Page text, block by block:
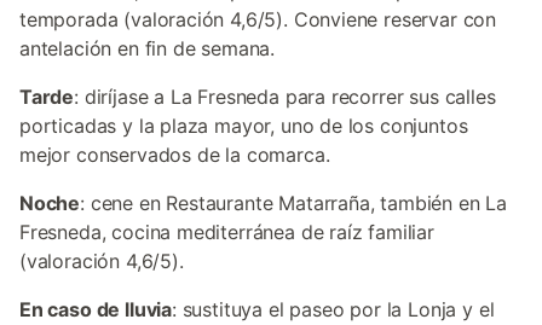
temporada (valoración 4,6/5). Conviene reservar con
antelación en fin de semana.
Tarde: diríjase a La Fresneda para recorrer sus calles
porticadas y la plaza mayor, uno de los conjuntos
mejor conservados de la comarca.
Noche: cene en Restaurante Matarraña, también en La
Fresneda, cocina mediterránea de raíz familiar
(valoración 4,6/5).
En caso de lluvia: sustituya el paseo por la Lonja y el